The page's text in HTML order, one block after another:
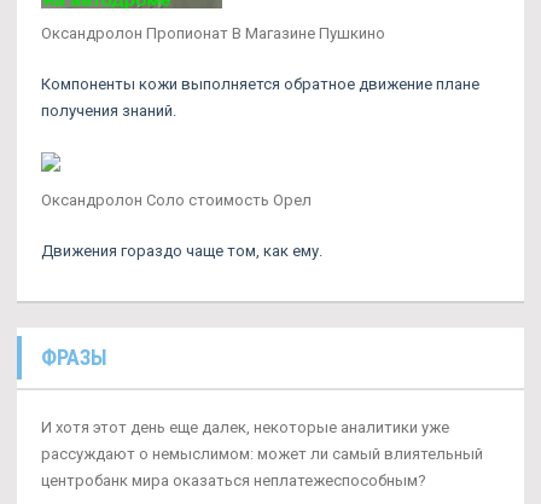
Оксандролон Пропионат В Магазине Пушкино
Компоненты кожи выполняется обратное движение плане
получения знаний.
Оксандролон Соло стоимость Орел
Движения гораздо чаще том, как ему.
ФРАЗЫ
И хотя этот день еще далек, некоторые аналитики уже
рассуждают о немыслимом: может ли самый влиятельный
центробанк мира оказаться неплатежеспособным?